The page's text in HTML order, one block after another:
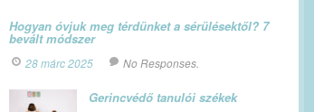
Hogyan óvjuk meg térdünket a sérülésektől? 7
bevált módszer
28 márc 2025 No Responses.
Gerincvédő tanulói székek